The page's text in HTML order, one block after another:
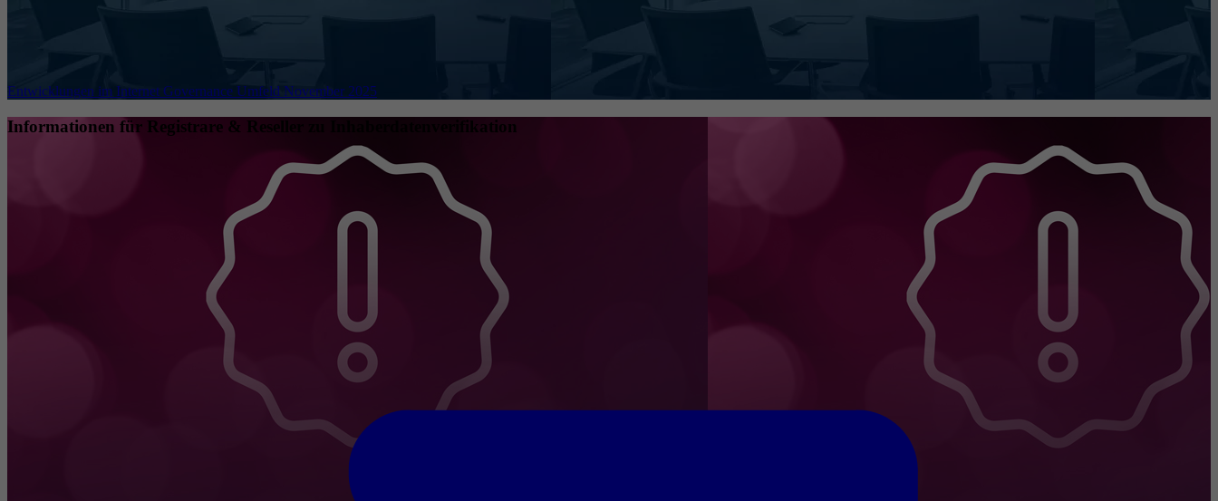
Entwicklungen im Internet Governance Umfeld November 2025
Informationen für Registrare & Reseller zu Inhaberdatenverifikation